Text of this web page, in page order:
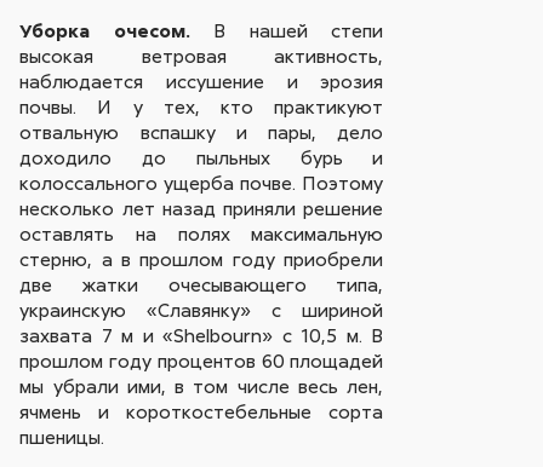
Уборка очесом.В нашей степи
высокая ветровая активность,
наблюдается иссушение и эрозия
почвы. И у тех, кто практикуют
отвальную вспашку и пары, дело
доходило до пыльных бурь и
колоссального ущерба почве. Поэтому
несколько лет назад приняли решение
оставлять на полях максимальную
стерню, а в прошлом году приобрели
две жатки очесывающего типа,
украинскую «Славянку» с шириной
захвата 7 м и «Shelbourn» с 10,5 м. В
прошлом году процентов 60 площадей
мы убрали ими, в том числе весь лен,
ячмень и короткостебельные сорта
пшеницы.